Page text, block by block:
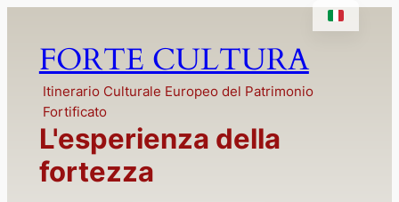
contenuto
FORTE CULTURA
Itinerario Culturale Europeo del Patrimonio
Fortificato
L'esperienza della
fortezza